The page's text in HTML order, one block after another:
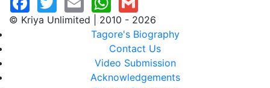
© Kriya Unlimited | 2010 - 2026
Tagore's Biography
Contact Us
Video Submission
Acknowledgements